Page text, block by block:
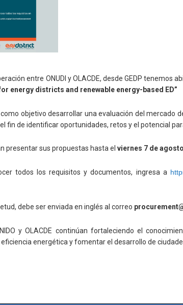
entre ONUDI y OLACDE, desde GEDP tenemos
energy districts and renewable energy-based ED”
objetivo desarrollar una evaluación del mercado
fin de identificar oportunidades, retos y el potencial
presentar sus propuestas hasta el viernes 7 de
todos los requisitos y documentos, ingresa a
debe ser enviada en inglés al correo
y OLACDE continúan fortaleciendo el
energética y fomentar el desarrollo de